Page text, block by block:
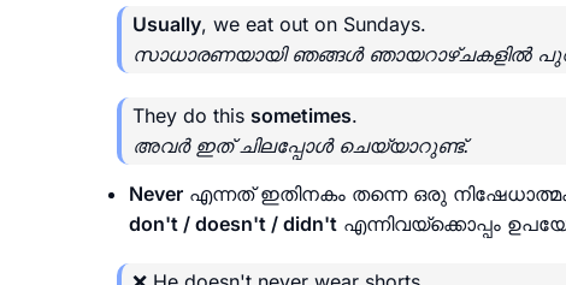
Usually, we eat out on Sundays.
സാധാരണയായി ഞങ്ങൾ ഞായറാഴ്ചകളിൽ
They do this sometimes.
അവർ ഇത് ചിലപ്പോൾ ചെയ്യാറുണ്ട്.
Never എന്നത് ഇതിനകം തന്നെ ഒരു
don't / doesn't / didn't എന്നിവയ്ക്കൊപ്പം